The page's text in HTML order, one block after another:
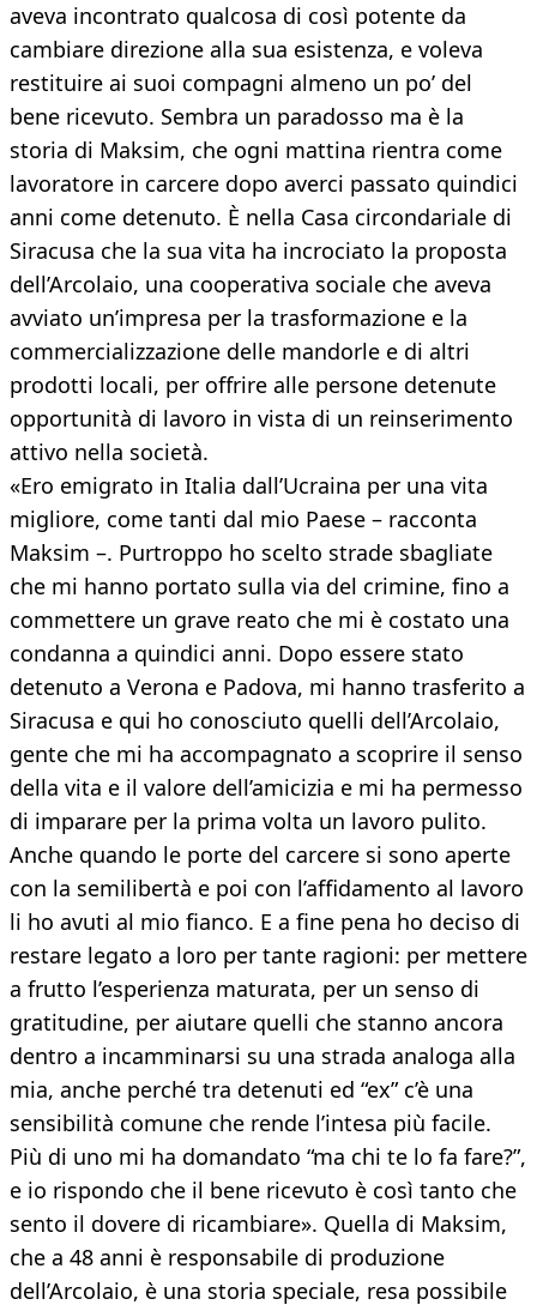
aveva incontrato qualcosa di così potente da
cambiare direzione alla sua esistenza, e voleva
restituire ai suoi compagni almeno un po’ del
bene ricevuto. Sembra un paradosso ma è la
storia di Maksim, che ogni mattina rientra come
lavoratore in carcere dopo averci passato quindici
anni come detenuto. È nella Casa circondariale di
Siracusa che la sua vita ha incrociato la proposta
dell’Arcolaio, una cooperativa sociale che aveva
avviato un’impresa per la trasformazione e la
commercializzazione delle mandorle e di altri
prodotti locali, per offrire alle persone detenute
opportunità di lavoro in vista di un reinserimento
attivo nella società.
«Ero emigrato in Italia dall’Ucraina per una vita
migliore, come tanti dal mio Paese – racconta
Maksim –. Purtroppo ho scelto strade sbagliate
che mi hanno portato sulla via del crimine, fino a
commettere un grave reato che mi è costato una
condanna a quindici anni. Dopo essere stato
detenuto a Verona e Padova, mi hanno trasferito a
Siracusa e qui ho conosciuto quelli dell’Arcolaio,
gente che mi ha accompagnato a scoprire il senso
della vita e il valore dell’amicizia e mi ha permesso
di imparare per la prima volta un lavoro pulito.
Anche quando le porte del carcere si sono aperte
con la semilibertà e poi con l’affidamento al lavoro
li ho avuti al mio fianco. E a fine pena ho deciso di
restare legato a loro per tante ragioni: per mettere
a frutto l’esperienza maturata, per un senso di
gratitudine, per aiutare quelli che stanno ancora
dentro a incamminarsi su una strada analoga alla
mia, anche perché tra detenuti ed “ex” c’è una
sensibilità comune che rende l’intesa più facile.
Più di uno mi ha domandato “ma chi te lo fa fare?”,
e io rispondo che il bene ricevuto è così tanto che
sento il dovere di ricambiare». Quella di Maksim,
che a 48 anni è responsabile di produzione
dell’Arcolaio, è una storia speciale, resa possibile